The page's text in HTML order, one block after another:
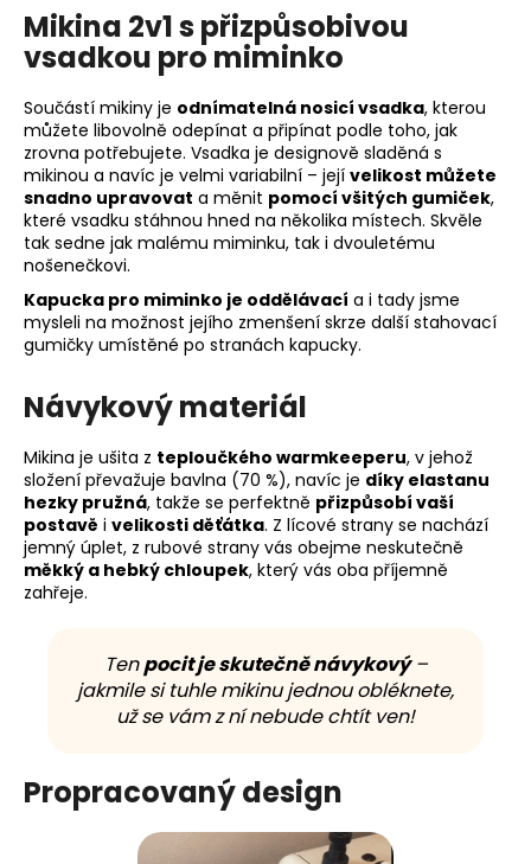
Mikina 2v1 s přizpůsobivou
vsadkou pro miminko
Součástí mikiny je odnímatelná nosicí vsadka, kterou
můžete libovolně odepínat a připínat podle toho, jak
zrovna potřebujete. Vsadka je designově sladěná s
mikinou a navíc je velmi variabilní – její velikost můžete
snadno upravovat a měnit pomocí všitých gumiček,
které vsadku stáhnou hned na několika místech. Skvěle
tak sedne jak malému miminku, tak i dvouletému
nošenečkovi.
Kapucka pro miminko je oddělávací a i tady jsme
mysleli na možnost jejího zmenšení skrze další stahovací
gumičky umístěné po stranách kapucky.
Návykový materiál
Mikina je ušita z teploučkého warmkeeperu, v jehož
složení převažuje bavlna (70 %), navíc je díky elastanu
hezky pružná, takže se perfektně přizpůsobí vaší
postavě i velikosti děťátka. Z lícové strany se nachází
jemný úplet, z rubové strany vás obejme neskutečně
měkký a hebký chloupek, který vás oba příjemně
zahřeje.
Tenpocit je skutečně návykový–
jakmile si tuhle mikinu jednou obléknete,
už se vám z ní nebude chtít ven!
Propracovaný design